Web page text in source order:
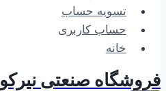
تسویه حساب
حساب کاربری
خانه
فروشگاه صنعتی نیرکو